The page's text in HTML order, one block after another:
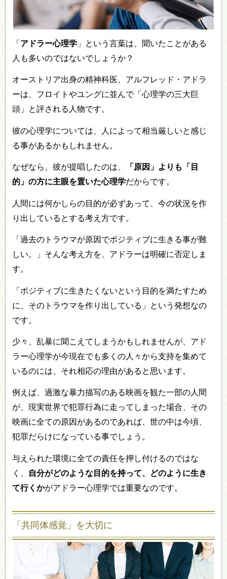
「 アドラー心理学 」という言葉は、聞いたことがある
人も多いのではないでしょうか？
オーストリア出身の精神科医、アルフレッド・アドラ
ーは、フロイトやユングに並んで「心理学の三大巨
頭」と評される人物です。
彼の心理学については、人によって相当厳しいと感じ
る事があるかもしれません。
なぜなら、彼が提唱したのは、
「原因」よりも「目
的」の方に主眼を置いた心理学だからです。
人間には何かしらの目的が必ずあって、今の状況を作
り出しているとする考え方です。
「過去のトラウマが原因でポジティブに生きる事が難
しい。」そんな考え方を、アドラーは明確に否定しま
す。
「ポジティブに生きたくないという目的を満たすため
に、そのトラウマを作り出している」という発想なの
です。
少々、乱暴に聞こえてしまうかもしれませんが、アド
ラー心理学が今現在でも多くの人々から支持を集めて
いるのには、それ相応の理由があると思います。
例えば、過激な暴力描写のある映画を観た一部の人間
が、現実世界で犯罪行為に走ってしまった場合、その
映画に全ての原因があるのであれば、世の中は今頃、
犯罪だらけになっている事でしょう。
与えられた環境に全ての責任を押し付けるのではな
く、 自分がどのような目的を持って、どのように生き
て行くかがアドラー心理学では重要なのです。
「共同体感覚」を大切に